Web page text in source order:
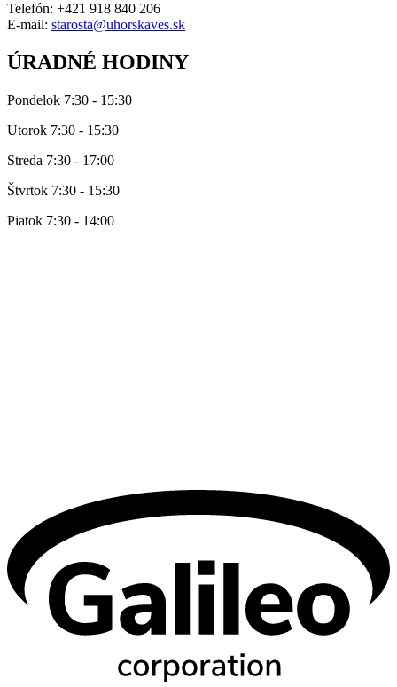
Telefón: +421 918 840 206
E-mail: starosta@uhorskaves.sk
ÚRADNÉ HODINY
Pondelok 7:30 - 15:30
Utorok 7:30 - 15:30
Streda 7:30 - 17:00
Štvrtok 7:30 - 15:30
Piatok 7:30 - 14:00